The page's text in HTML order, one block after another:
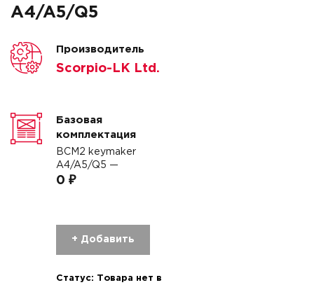
A4/A5/Q5
Производитель
Scorpio-LK Ltd.
Базовая
комплектация
BCM2 keymaker
A4/A5/Q5 —
0 ₽
+ Добавить
Статус:
Товара нет в